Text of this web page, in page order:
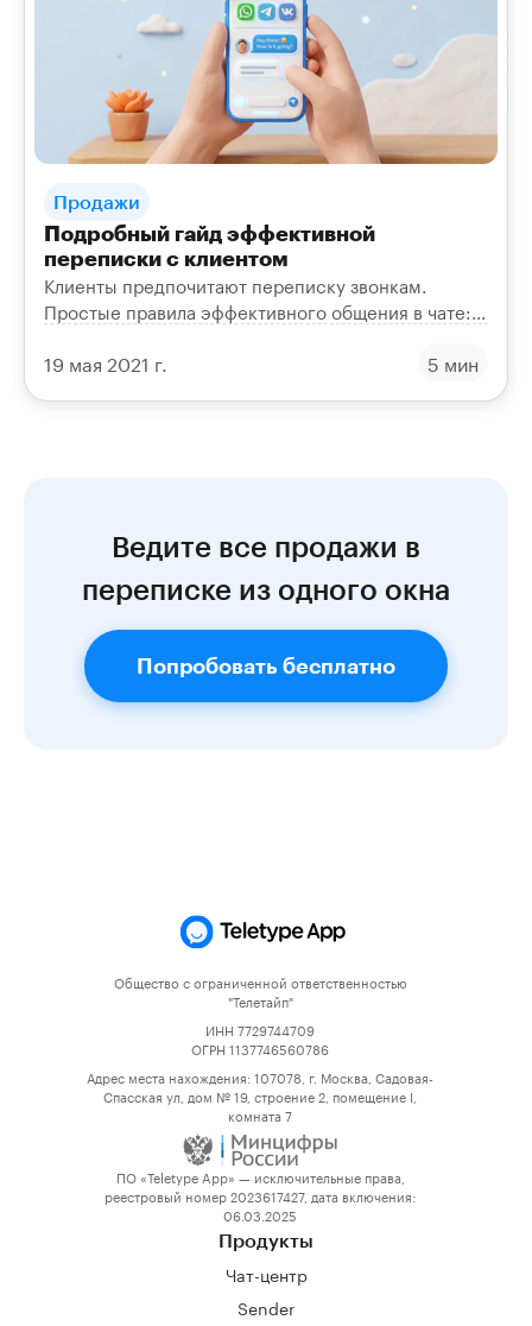
Продажи
Подробный гайд эффективной
переписки с клиентом
Клиенты предпочитают переписку звонкам.
Простые правила эффективного общения в чате:
забота о покупателе.
19 мая 2021 г. 5 мин
Ведите все продажи в
переписке из одного окна
Попробовать бесплатно
Общество с ограниченной ответственностью
"Телетайп"
ИНН 7729744709
ОГРН 1137746560786
Адрес места нахождения: 107078, г. Москва, Садовая-
Спасская ул, дом № 19, строение 2, помещение I,
комната 7
ПО «Teletype App» — исключительные права,
реестровый номер 2023617427, дата включения:
06.03.2025
Продукты
Чат-центр
Sender